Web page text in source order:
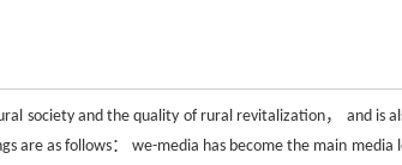
society and the quality of rural revitalization， and is
are as follows： we-media has become the main media